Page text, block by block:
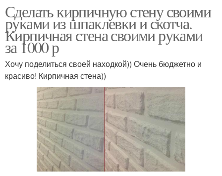
Зеркало к стене Рост на стену
Сделать кирпичную стену своими
руками из шпаклевки и скотча.
Кирпичная стена своими руками
за 1000 р
Хочу поделиться своей находкой)) Очень бюджетно и
красиво! Кирпичная стена))